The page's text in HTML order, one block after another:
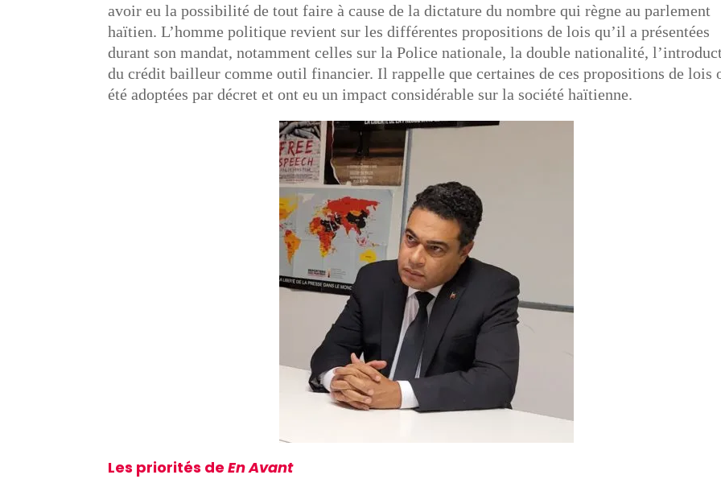
avoir eu la possibilité de tout faire à cause de la dictature du nombre qui règne au parlement
haïtien. L’homme politique revient sur les différentes propositions de lois qu’il a présentées
durant son mandat, notamment celles sur la Police nationale, la double nationalité,
du crédit bailleur comme outil financier. Il rappelle que certaines de ces propositions de lois
été adoptées par décret et ont eu un impact considérable sur la société haïtienne.
Les priorités deEn Avant